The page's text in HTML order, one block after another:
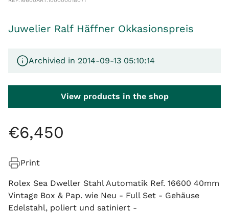
Juwelier Ralf Häffner Okkasionspreis
Archivied in 2014-09-13 05:10:14
View products in the shop
€6,450
Print
Rolex Sea Dweller Stahl Automatik Ref. 16600 40mm
Vintage Box & Pap. wie Neu - Full Set - Gehäuse
Edelstahl, poliert und satiniert -